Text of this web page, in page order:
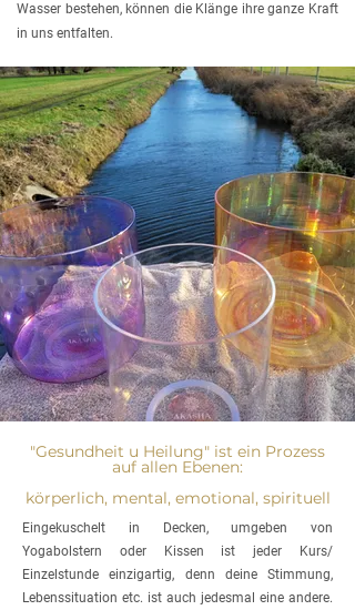
Wasser bestehen, können die Klänge ihre ganze Kraft
in uns entfalten.
"Gesundheit u Heilung" ist ein Prozess
auf allen Ebenen:
körperlich, mental, emotional, spirituell
Eingekuschelt in Decken, umgeben von
Yogabolstern oder Kissen ist jeder Kurs/
Einzelstunde einzigartig, denn deine Stimmung,
Lebenssituation etc. ist auch jedesmal eine andere.